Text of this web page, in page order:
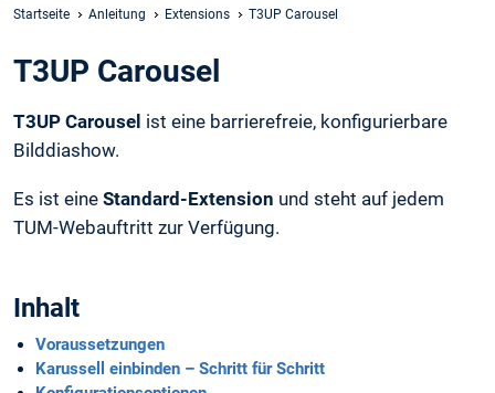
Startseite Anleitung Extensions T3UP Carousel
T3UP Carousel
T3UP Carousel ist eine barrierefreie, konfigurierbare
Bilddiashow.
Es ist eine Standard-Extension und steht auf jedem
TUM-Webauftritt zur Verfügung.
Inhalt
Voraussetzungen
Karussell einbinden – Schritt für Schritt